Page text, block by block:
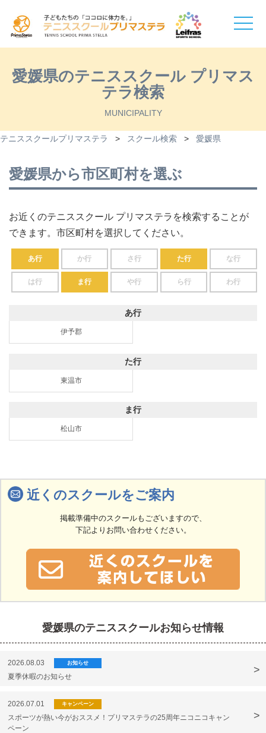
toggle
愛媛県のテニススクール プリマス
テラ検索
MUNICIPALITY
テニススクールプリマステラ > スクール検索 > 愛媛県
愛媛県から市区町村を選ぶ
お近くのテニススクール プリマステラを検索することが
できます。市区町村を選択してください。
あ行 か行 さ行 た行 な行
は行 ま行 や行 ら行 わ行
あ行
伊予郡
た行
東温市
ま行
松山市
近くのスクールをご案内
掲載準備中のスクールもございますので、
下記よりお問い合わせください。
愛媛県のテニススクールお知らせ情報
2026.08.03 お知らせ
夏季休暇のお知らせ
2026.07.01 キャンペーン
スポーツが熱い今がおススメ！プリマステラの25周年ニコニコキャン
ペーン